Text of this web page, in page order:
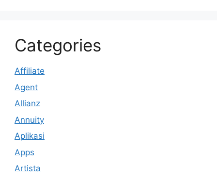
Categories
Affiliate
Agent
Allianz
Annuity
Aplikasi
Apps
Artista